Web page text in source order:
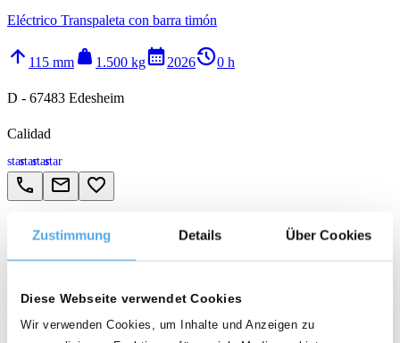
Zustimmung Details Über Cookies
Diese Webseite verwendet Cookies
Wir verwenden Cookies, um Inhalte und Anzeigen zu
Eléctrico Transpaleta con barra timón
arrow_upward 115 mm weight 1.500 kgcalendar_month2026history_20 h
D - 67483 Edesheim
Calidad
starstarstarstar
call email favorite_border
EP TVL181 NEUMASCHINE
Eléctrico Carretilla elevadora de 3 ruedas